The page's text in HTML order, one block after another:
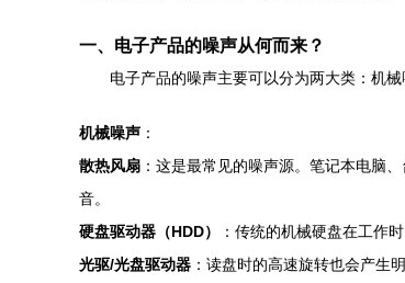
一、电子产品的噪声从何而来？
电子产品的噪声主要可以分为两大类：机械
机械噪声 ：
散热风扇 ：这是最常见的噪声源。笔记本电脑
音。
硬盘驱动器（HDD）
：传统的机械硬盘在工作
光驱/光盘驱动器 ：读盘时的高速旋转也会产生明